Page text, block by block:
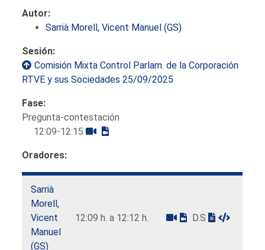
Autor:
Sarrià Morell, Vicent Manuel (GS)
Sesión:
Comisión Mixta Control Parlam. de la Corporación
RTVE y sus Sociedades 25/09/2025
Fase:
Pregunta-contestación
12:09-12:15
Oradores:
Sarrià
Morell,
Vicent
Manuel
(GS)
12:09 h. a 12:12 h. D.S